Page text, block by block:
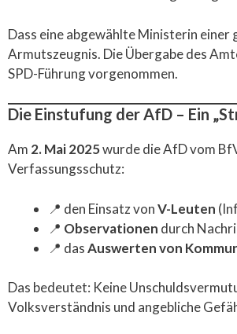
Dass eine abgewählte Ministerin
Armutszeugnis. Die Übergabe des
SPD-Führung vorgenommen.
Die Einstufung der AfD – Ein
Am 2. Mai 2025wurde die AfD vom
Verfassungsschutz:
📍 den Einsatz vonV-Leuten
📍 Observationen durch
📍 dasAuswerten von
Das bedeutet: Keine
Volksverständnis und angebliche